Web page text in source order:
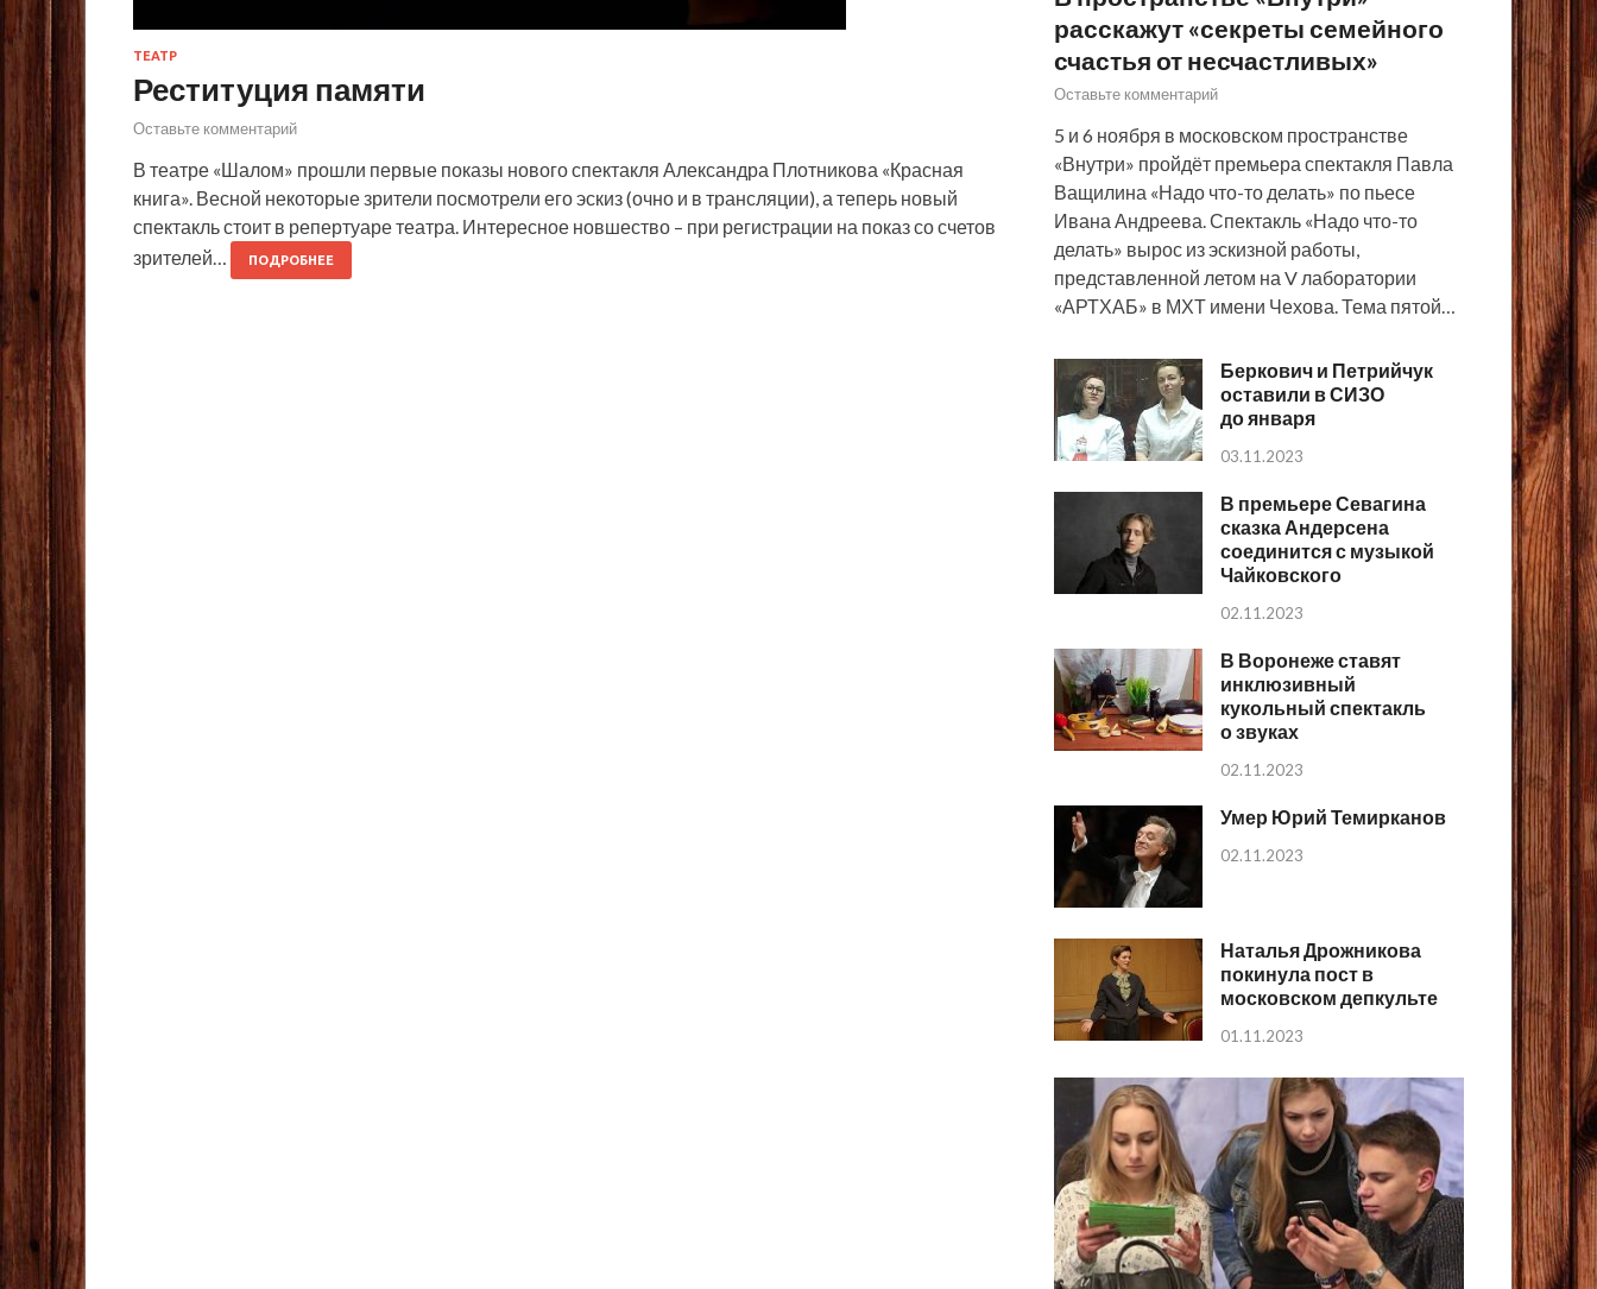
ТЕАТР
Реституция памяти
Оставьте комментарий
В театре «Шалом» прошли первые показы нового спектакля Александра Плотникова «Красная
книга». Весной некоторые зрители посмотрели его эскиз (очно и в трансляции), а теперь новый
спектакль стоит в репертуаре театра. Интересное новшество – при регистрации на показ со счетов
зрителей…
ПОДРОБНЕЕ
расскажут «секреты семейного
счастья от несчастливых»
Оставьте комментарий
5 и 6 ноября в московском пространстве
«Внутри» пройдёт премьера спектакля Павла
Ващилина «Надо что-то делать» по пьесе
Ивана Андреева. Спектакль «Надо что-то
делать» вырос из эскизной работы,
представленной летом на V лаборатории
«АРТХАБ» в МХТ имени Чехова. Тема пятой…
Беркович и Петрийчук
оставили в СИЗО
до января
03.11.2023
В премьере Севагина
сказка Андерсена
соединится с музыкой
Чайковского
02.11.2023
В Воронеже ставят
инклюзивный
кукольный спектакль
о звуках
02.11.2023
Умер Юрий Темирканов
02.11.2023
Наталья Дрожникова
покинула пост в
московском депкульте
01.11.2023